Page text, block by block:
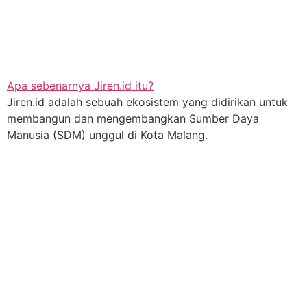
Apa sebenarnya Jiren.id itu?
Jiren.id adalah sebuah ekosistem yang didirikan untuk
membangun dan mengembangkan Sumber Daya
Manusia (SDM) unggul di Kota Malang.